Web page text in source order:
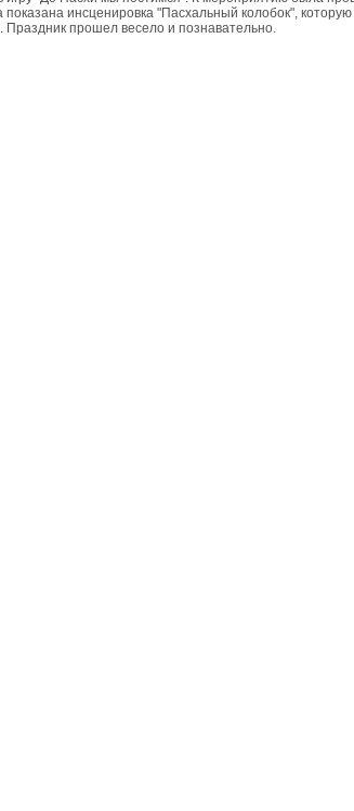
инсценировка "Пасхальный колобок", которую
Праздник прошел весело и познавательно.